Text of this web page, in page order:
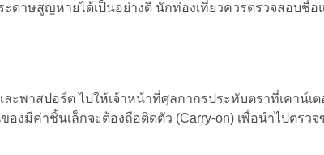
ะดาษสูญหายได้เป็นอย่างดี นักท่องเที่ยวควรตรวจสอบชื่
พาสปอร์ต ไปให้เจ้าหน้าที่ศุลกากรประทับตราที่เคาน์เ
มีค่าชิ้นเล็กจะต้องถือติดตัว (Carry-on) เพื่อนำไปตรว